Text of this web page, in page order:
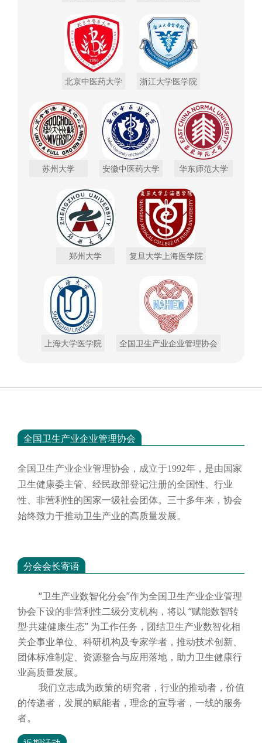
北京中医药大学 浙江大学医学院
苏州大学 安徽中医药大学 华东师范大学
郑州大学 复旦大学上海医学院
上海大学医学院 全国卫生产业企业管理协会
全国卫生产业企业管理协会
全国卫生产业企业管理协会，成立于1992年，是由国家
卫生健康委主管、经民政部登记注册的全国性、行业
性、非营利性的国家一级社会团体。三十多年来，协会
始终致力于推动卫生产业的高质量发展。
分会会长寄语
“卫生产业数智化分会”作为全国卫生产业企业管理
协会下设的非营利性二级分支机构，将以 “赋能数智转
型·共建健康生态” 为工作任务，团结卫生产业数智化相
关企事业单位、科研机构及专家学者，推动技术创新、
团体标准制定、资源整合与应用落地，助力卫生健康行
业高质量发展。
我们立志成为政策的研究者，行业的推动者，价值
的传递者，发展的赋能者，理念的宣导者，一线的服务
者。